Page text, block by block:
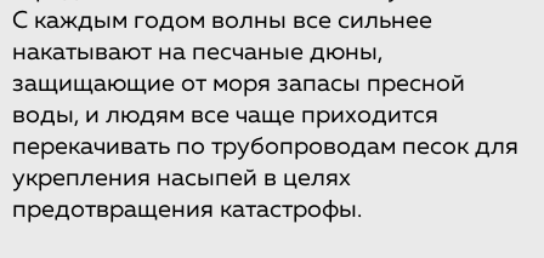
С каждым годом волны все сильнее
накатывают на песчаные дюны,
защищающие от моря запасы пресной
воды, и людям все чаще приходится
перекачивать по трубопроводам песок для
укрепления насыпей в целях
предотвращения катастрофы.